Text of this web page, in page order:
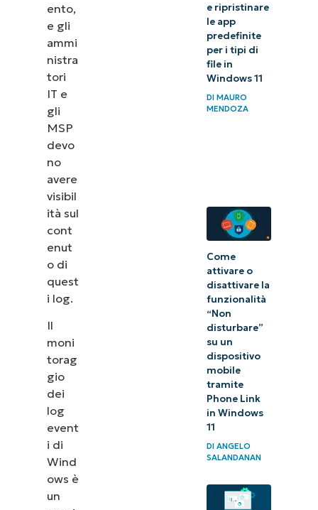
ento,
e gli
ammi
nistra
tori
IT e
gli
MSP
devo
no
avere
visibil
ità sul
cont
enut
o di
quest
i log.
Il
moni
torag
gio
dei
log
event
i di
Wind
ows è
un
e ripristinare
le app
predefinite
per i tipi di
file in
Windows 11
DIMAURO
MENDOZA
Come
attivare o
disattivare la
funzionalità
“Non
disturbare”
su un
dispositivo
mobile
tramite
Phone Link
in Windows
11
DIANGELO
SALANDANAN